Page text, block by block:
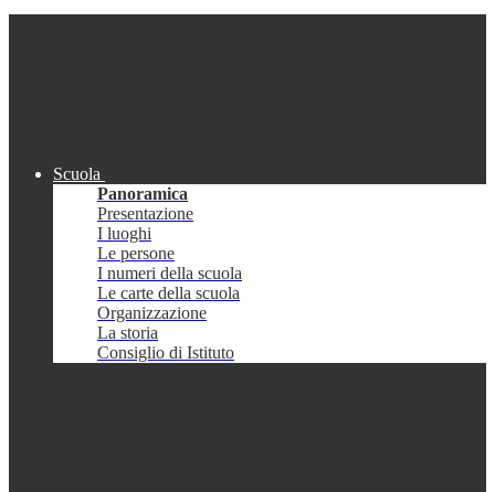
Scuola
Panoramica
Presentazione
I luoghi
Le persone
I numeri della scuola
Le carte della scuola
Organizzazione
La storia
Consiglio di Istituto